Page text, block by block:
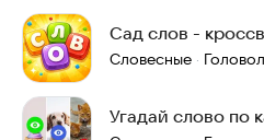
Сад слов -
Словесные ·
Угадай слово по